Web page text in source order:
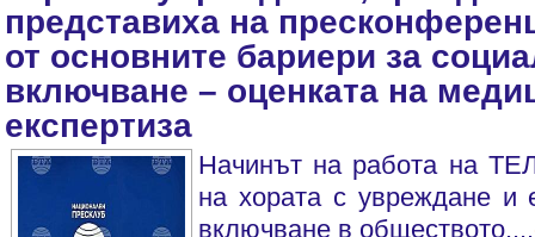
представиха на
от основните бариери за
включване – оценката на
експертиза
Начинът на работа на
на хората с увреждане и
включване в обществото....